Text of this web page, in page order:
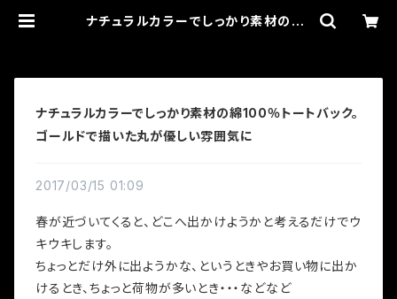
ナチュラルカラーでしっかり素材の綿1
ナチュラルカラーでしっかり素材の綿100％トートバック。
ゴールドで描いた丸が優しい雰囲気に
2017/03/15 01:09
春が近づいてくると、どこへ出かけようかと考えるだけでウ
キウキします。
ちょっとだけ外に出ようかな、というときやお買い物に出か
けるとき、ちょっと荷物が多いとき・・・などなど